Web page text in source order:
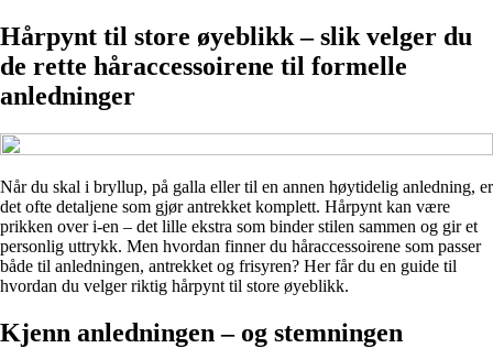
Hårpynt til store øyeblikk – slik velger du
de rette håraccessoirene til formelle
anledninger
Når du skal i bryllup, på galla eller til en annen høytidelig anledning, er
det ofte detaljene som gjør antrekket komplett. Hårpynt kan være
prikken over i-en – det lille ekstra som binder stilen sammen og gir et
personlig uttrykk. Men hvordan finner du håraccessoirene som passer
både til anledningen, antrekket og frisyren? Her får du en guide til
hvordan du velger riktig hårpynt til store øyeblikk.
Kjenn anledningen – og stemningen